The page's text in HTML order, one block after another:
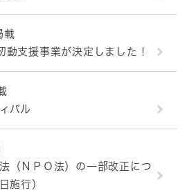
載
支援事業が決定しました！
バル
（ＮＰＯ法）の一部改正につ
施行）